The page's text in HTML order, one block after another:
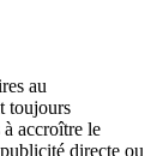
au
toujours
à accroître le
directe ou